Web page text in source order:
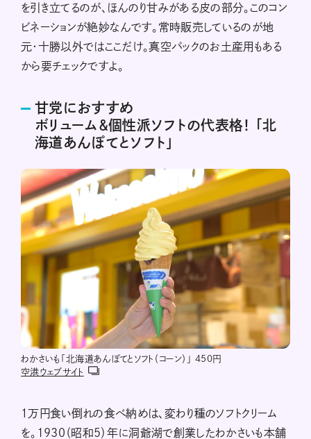
を引き立てるのが、ほんのり甘みがある皮の部分。このコン
ビネーションが絶妙なんです。常時販売しているのが地
元・十勝以外ではここだけ。真空パックのお土産用もある
から要チェックですよ。
甘党におすすめ
ボリューム＆個性派ソフトの代表格！ 「北
海道あんぽてとソフト」
わかさいも「北海道あんぽてとソフト（コーン）」 450円
空港ウェブサイト
１万円食い倒れの食べ納めは、変わり種のソフトクリーム
を。1930（昭和5）年に洞爺湖で創業したわかさいも本舗